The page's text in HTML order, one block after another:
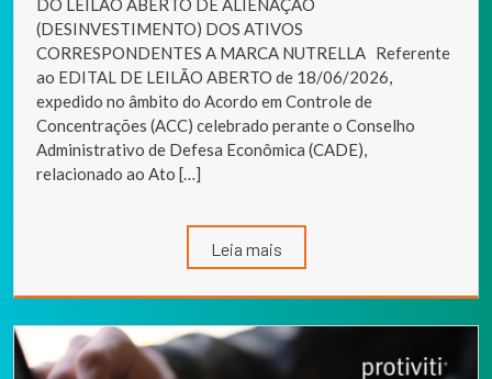
DO LEILÃO ABERTO DE ALIENAÇÃO
(DESINVESTIMENTO) DOS ATIVOS
CORRESPONDENTES A MARCA NUTRELLA Referente
ao EDITAL DE LEILÃO ABERTO de 18/06/2026,
expedido no âmbito do Acordo em Controle de
Concentrações (ACC) celebrado perante o Conselho
Administrativo de Defesa Econômica (CADE),
relacionado ao Ato […]
Leia mais